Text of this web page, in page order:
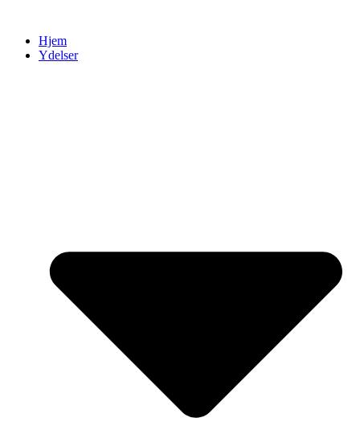
indholdHjem
Ydelser